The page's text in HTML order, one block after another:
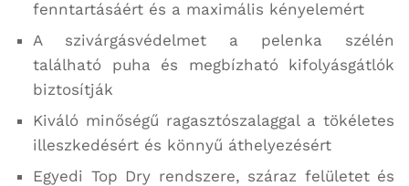
fenntartásáért és a maximális kényelemért
A szivárgásvédelmet a pelenka szélén
található puha és megbízható kifolyásgátlók
biztosítják
Kiváló minőségű ragasztószalaggal a tökéletes
illeszkedésért és könnyű áthelyezésért
Egyedi Top Dry rendszere, száraz felületet és